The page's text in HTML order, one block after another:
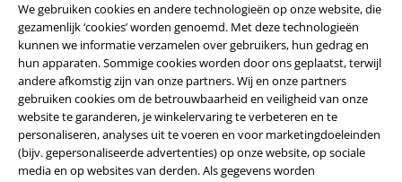
We gebruiken cookies en andere technologieën op onze website, die
gezamenlijk ‘cookies’ worden genoemd. Met deze technologieën
kunnen we informatie verzamelen over gebruikers, hun gedrag en
hun apparaten. Sommige cookies worden door ons geplaatst, terwijl
andere afkomstig zijn van onze partners. Wij en onze partners
gebruiken cookies om de betrouwbaarheid en veiligheid van onze
website te garanderen, je winkelervaring te verbeteren en te
personaliseren, analyses uit te voeren en voor marketingdoeleinden
(bijv. gepersonaliseerde advertenties) op onze website, op sociale
media en op websites van derden. Als gegevens worden
Word lid van onze online community!